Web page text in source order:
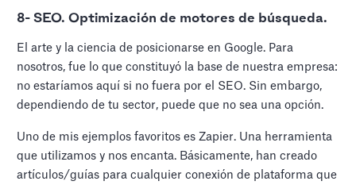
8- SEO. Optimización de motores de búsqueda.
El arte y la ciencia de posicionarse en Google. Para
nosotros, fue lo que constituyó la base de nuestra empresa:
no estaríamos aquí si no fuera por el SEO. Sin embargo,
dependiendo de tu sector, puede que no sea una opción.
Uno de mis ejemplos favoritos es Zapier. Una herramienta
que utilizamos y nos encanta. Básicamente, han creado
artículos/guías para cualquier conexión de plataforma que